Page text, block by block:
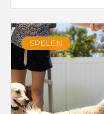
SPELEN